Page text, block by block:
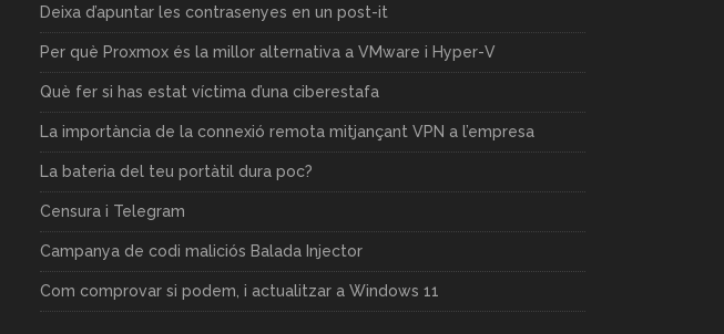
Deixa d’apuntar les contrasenyes en un post-it
Per què Proxmox és la millor alternativa a VMware i Hyper-V
Què fer si has estat víctima d’una ciberestafa
La importància de la connexió remota mitjançant VPN a l’empresa
La bateria del teu portàtil dura poc?
Censura i Telegram
Campanya de codi maliciós Balada Injector
Com comprovar si podem, i actualitzar a Windows 11